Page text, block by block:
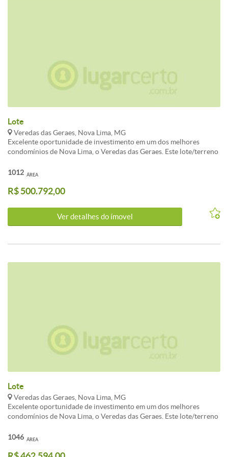
Lote
Veredas das Geraes, Nova Lima, MG
Excelente oportunidade de investimento em um dos melhores
condomínios de Nova Lima, o Veredas das Geraes. Este lote/terreno
para as montanhas e um ambiente tranquilo e seguro para construir
é perfeito para quem busca conforto, segurança e qualidade de vida.
mais valorizados da região. Agende já a sua visita e venha conhecer
pessoalmente todas as vantagens de morar no Veredas das Geraes.
ÁREA
1012
R$ 500.792,00
Ver detalhes do ímovel
Lote
Veredas das Geraes, Nova Lima, MG
Excelente oportunidade de investimento em um dos melhores
condomínios de Nova Lima, o Veredas das Geraes. Este lote/terreno
para as montanhas e um ambiente tranquilo e seguro para construir
é perfeito para quem busca conforto, segurança e qualidade de vida.
ÁREA
1046